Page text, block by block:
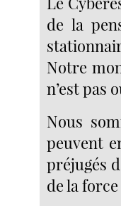
de la
Notre
n’est pas
Nous
peuvent
préjugés
de la